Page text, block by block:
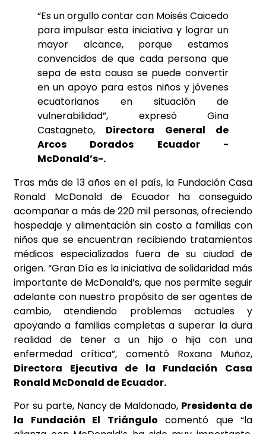
“Es un orgullo contar con Moisés Caicedo
para impulsar esta iniciativa y lograr un
mayor alcance, porque estamos
convencidos de que cada persona que
sepa de esta causa se puede convertir
en un apoyo para estos niños y jóvenes
ecuatorianos en situación de
vulnerabilidad”, expresó Gina
Castagneto, Directora General de
Arcos Dorados Ecuador -
McDonald’s-.
Tras más de 13 años en el país, la Fundación Casa
Ronald McDonald de Ecuador ha conseguido
acompañar a más de 220 mil personas, ofreciendo
hospedaje y alimentación sin costo a familias con
niños que se encuentran recibiendo tratamientos
médicos especializados fuera de su ciudad de
origen. “Gran Día es la iniciativa de solidaridad más
importante de McDonald’s, que nos permite seguir
adelante con nuestro propósito de ser agentes de
cambio, atendiendo problemas actuales y
apoyando a familias completas a superar la dura
realidad de tener a un hijo o hija con una
enfermedad crítica”, comentó Roxana Muñoz,
Directora Ejecutiva de la Fundación Casa
Ronald McDonald de Ecuador.
Por su parte, Nancy de Maldonado, Presidenta de
la Fundación El Triángulo comentó que “la